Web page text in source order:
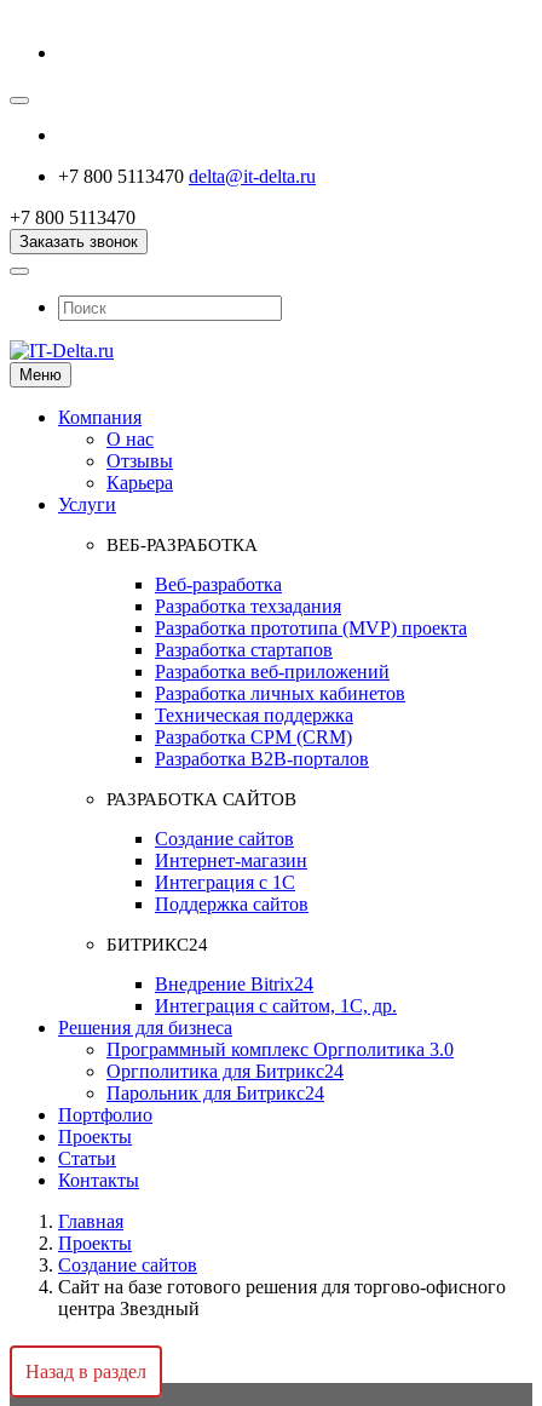
+7 800 5113470 delta@it-delta.ru
+7 800 5113470
Заказать звонок
Меню
Компания
О нас
Отзывы
Карьера
Услуги
ВЕБ-РАЗРАБОТКА
Веб-разработка
Разработка техзадания
Разработка прототипа (MVP) проекта
Разработка стартапов
Разработка веб-приложений
Разработка личных кабинетов
Техническая поддержка
Разработка СРМ (CRM)
Разработка B2B-порталов
РАЗРАБОТКА САЙТОВ
Создание сайтов
Интернет-магазин
Интеграция с 1С
Поддержка сайтов
БИТРИКС24
Внедрение Bitrix24
Интеграция с сайтом, 1С, др.
Решения для бизнеса
Программный комплекс Оргполитика 3.0
Оргполитика для Битрикс24
Парольник для Битрикс24
Портфолио
Проекты
Статьи
Контакты
Главная
Проекты
Создание сайтов
Сайт на базе готового решения для торгово-офисного
центра Звездный
Назад в раздел